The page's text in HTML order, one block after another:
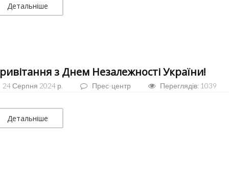
Детальніше
з Днем Незалежності України!
24 Серпня 2024 р. Прес-центр Переглядів: 1039
Детальніше